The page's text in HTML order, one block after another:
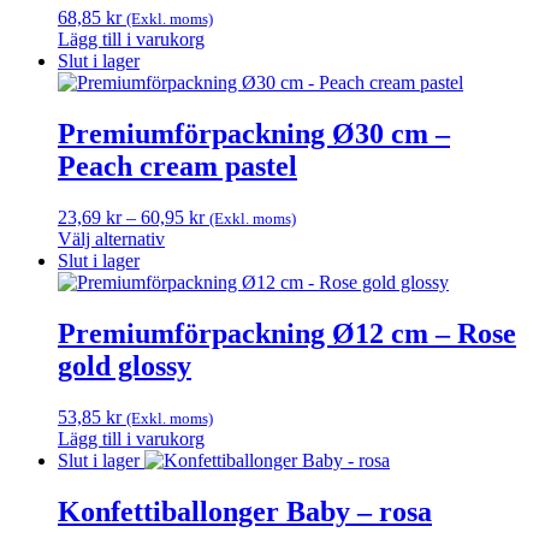
De
olika
alternativen
kan
väljas
på
produktsidan
68,85 kr (Exkl. moms)
Lägg till i varukorg
Slut i lager
Premiumförpackning Ø30 cm –
Peach cream pastel
23,69 kr – 60,95 krPrisintervall:
60,95 kr
(Exkl. moms)
Välj alternativ
Den
här
har
flera
varianter.
olika
alternativen
kan
väljas
på
produktsidan
Slut i lager
Premiumförpackning Ø12 cm – Rose
gold glossy
53,85 kr (Exkl. moms)
Lägg till i varukorg
Slut i lager
Konfettiballonger Baby – rosa